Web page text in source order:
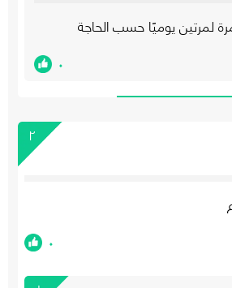
لمرتين يوميًا حسب الحاجة
٠
٢
٠